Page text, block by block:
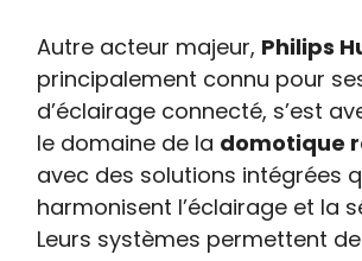
Autre acteur majeur, Philips
principalement connu pour
d’éclairage connecté, s’est
le domaine de la domotique
avec des solutions intégrées
harmonisent l’éclairage et la
Leurs systèmes permettent